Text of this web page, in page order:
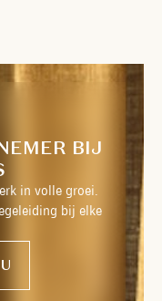
BIJ
in volle groei.
bij elke